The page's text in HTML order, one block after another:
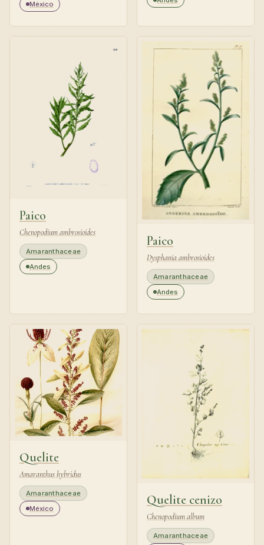
México
Paico
Chenopodium ambrosioides
Amaranthaceae
Andes
Paico
Dysphania ambrosioides
Amaranthaceae
Andes
Quelite
Amaranthus hybridus
Amaranthaceae
México
Quelite cenizo
Chenopodium album
Amaranthaceae